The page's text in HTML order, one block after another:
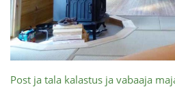
Post ja tala kalastus ja vabaaja